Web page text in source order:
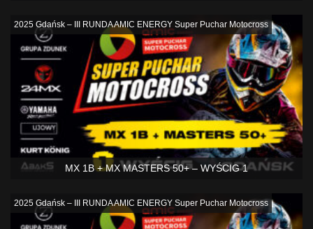
MX 1B + MX MASTERS 50+ – WYŚCIG 1
2025 Gdańsk – III RUNDA AMIC ENERGY Super Puchar Motocross
2025 Gdańsk – III RUNDA AMIC ENERGY Super Puchar Motocross